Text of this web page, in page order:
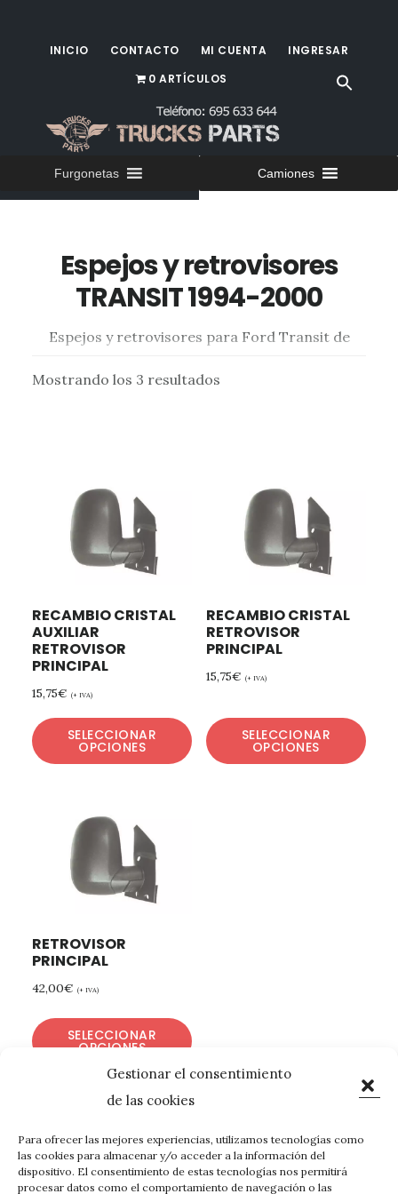
Gestionar el consentimiento
de las cookies
Para ofrecer las mejores experiencias, utilizamos tecnologías como
las cookies para almacenar y/o acceder a la información del
dispositivo. El consentimiento de estas tecnologías nos permitirá
procesar datos como el comportamiento de navegación o las
INICIO CONTACTO MI CUENTA
INGRESAR
0 ARTÍCULOS
Furgonetas Camiones
Espejos y retrovisores
TRANSIT 1994-2000
Espejos y retrovisores para Ford Transit de
Mostrando los 3 resultados
RECAMBIO CRISTAL
AUXILIAR
RETROVISOR
PRINCIPAL
15,75€ (+ IVA)
SELECCIONAR
OPCIONES
RECAMBIO CRISTAL
RETROVISOR
PRINCIPAL
15,75€ (+ IVA)
SELECCIONAR
OPCIONES
RETROVISOR
PRINCIPAL
42,00€ (+ IVA)
SELECCIONAR
OPCIONES